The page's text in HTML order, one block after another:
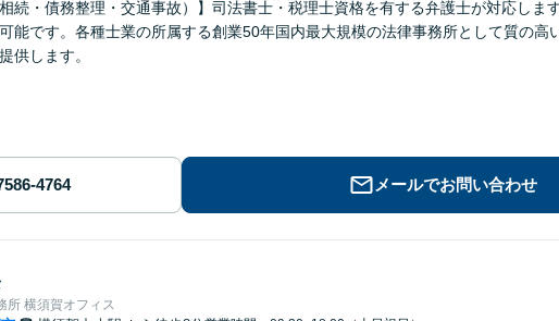
相続・債務整理・交通事故）】司法書士・税理士資格を有する弁護士が対応しま
能です。各種士業の所属する創業50年国内最大規模の法律事務所として質の高
供します。
メールでお問い合わせ
所 横須賀オフィス